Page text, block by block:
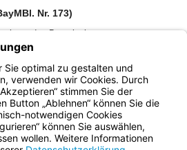
Nr. 173)
des Bayerischen
und Kunst über die Preise für
Absolventenpreise) vom 2. April